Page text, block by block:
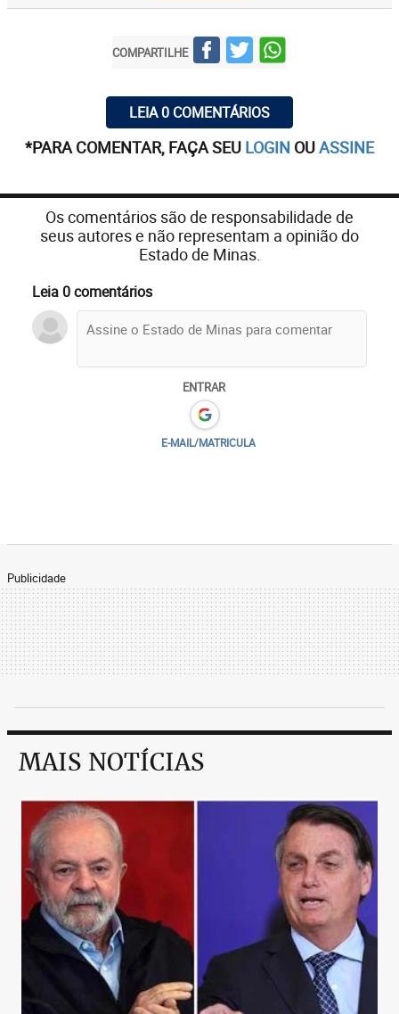
COMPARTILHE
LEIA 0 COMENTÁRIOS
*PARA COMENTAR, FAÇA SEU LOGIN OUASSINE
Os comentários são de responsabilidade de
seus autores e não representam a opinião do
Estado de Minas.
Leia 0 comentários
ENTRAR
E-MAIL/MATRICULA
Publicidade
MAIS NOTÍCIAS